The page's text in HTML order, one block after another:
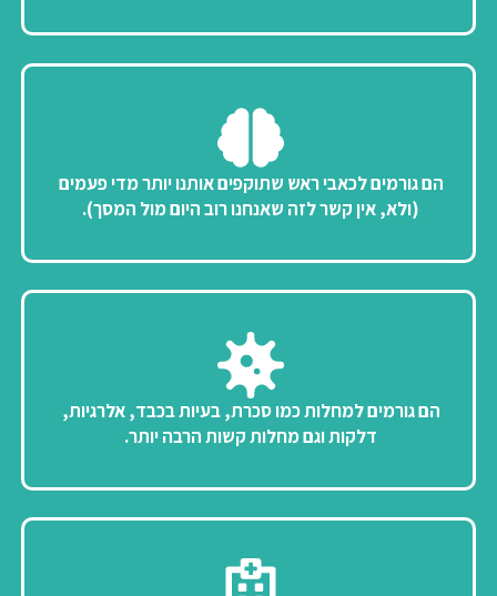
הם גורמים לכאבי ראש שתוקפים אותנו יותר מדי פעמים
(ולא, אין קשר לזה שאנחנו רוב היום מול המסך).
הם גורמים למחלות כמו סכרת, בעיות בכבד, אלרגיות,
דלקות וגם מחלות קשות הרבה יותר.